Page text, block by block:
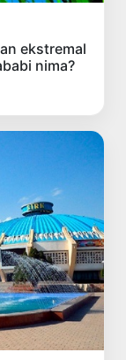
ekstremal
nima?